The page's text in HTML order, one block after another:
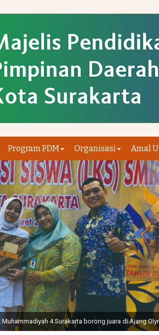
Program PDM Organisasi Amal
Muhammadiyah 4 Surakarta borong juara di Ajang